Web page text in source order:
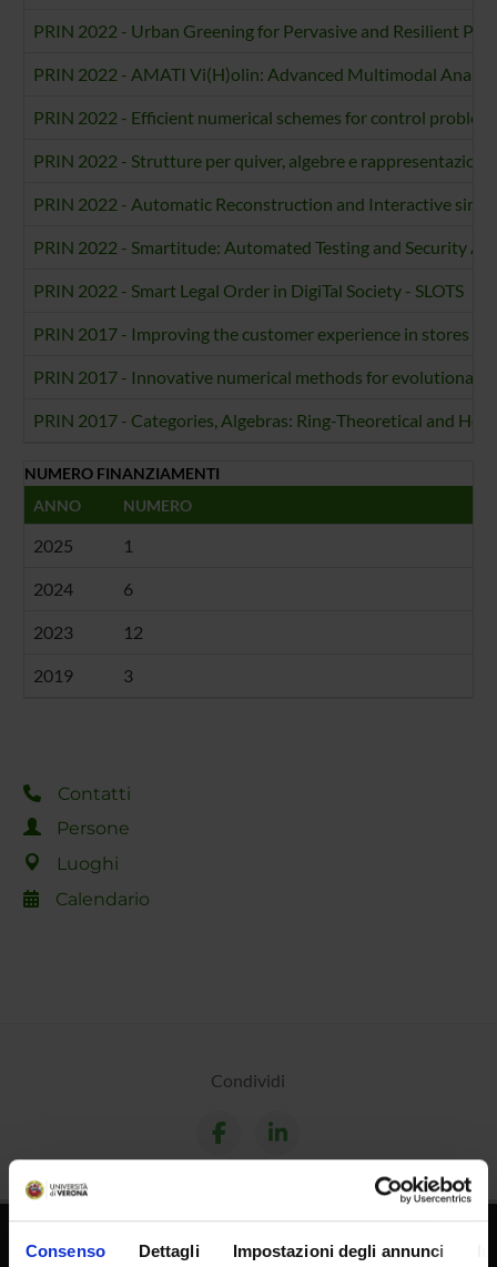
Consenso Dettagli Impostazioni degli annunci
PRIN 2022 - Urban Greening for Pervasive and Resilient
PRIN 2022 - AMATI Vi(H)olin: Advanced Multimodal
PRIN 2022 - Efficient numerical schemes for control
PRIN 2022 - Strutture per quiver, algebre e rappresentazioni
PRIN 2022 - Automatic Reconstruction and Interactive
PRIN 2022 - Smartitude: Automated Testing and Security
PRIN 2022 - Smart Legal Order in DigiTal Society - SLOTS
PRIN 2017 - Improving the customer experience in stores
PRIN 2017 - Innovative numerical methods for
PRIN 2017 - Categories, Algebras: Ring-Theoretical and
NUMERO FINANZIAMENTI
ANNO
NUMERO
2025 1
2024 6
2023 12
2019 3
Contatti
Persone
Luoghi
Calendario
Condividi